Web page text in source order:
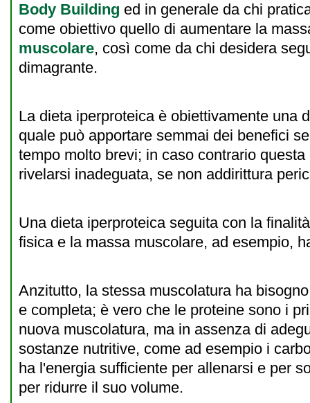
Body Building ed in generale da chi
come obiettivo quello di aumentare la
muscolare, così come da chi desidera
dimagrante.
La dieta iperproteica è obiettivamente una
quale può apportare semmai dei benefici
tempo molto brevi; in caso contrario
rivelarsi inadeguata, se non addirittura
Una dieta iperproteica seguita con la
fisica e la massa muscolare, ad esempio,
Anzitutto, la stessa muscolatura ha
e completa; è vero che le proteine sono i
nuova muscolatura, ma in assenza di
sostanze nutritive, come ad esempio i
ha l'energia sufficiente per allenarsi e per
per ridurre il suo volume.